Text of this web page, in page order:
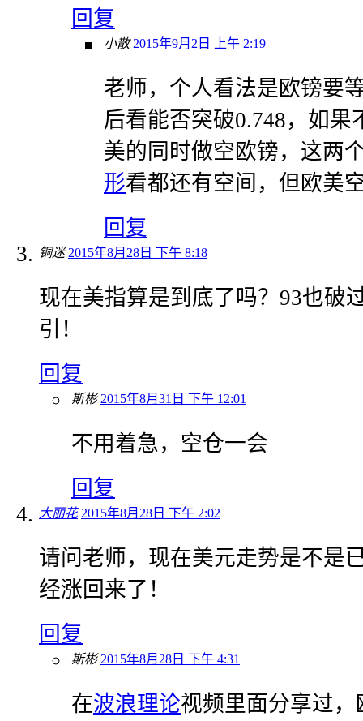
回复
小散 2015年9月2日 上午 2:19
老师，个人看法是欧镑要
后看能否突破0.748，如果
美的同时做空欧镑，这两
形看都还有空间，但欧美
回复
铜迷 2015年8月28日 下午 8:18
现在美指算是到底了吗？93也破
引！
回复
斯彬 2015年8月31日 下午 12:01
不用着急，空仓一会
回复
大丽花 2015年8月28日 下午 2:02
请问老师，现在美元走势是不是
经涨回来了！
回复
斯彬 2015年8月28日 下午 4:31
在波浪理论视频里面分享过，